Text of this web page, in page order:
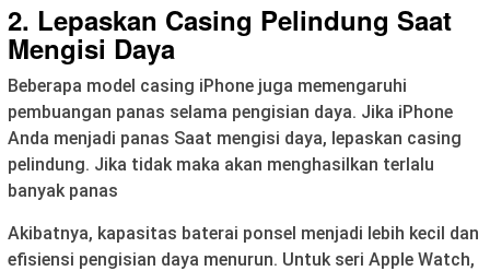
2. Lepaskan Casing Pelindung Saat
Mengisi Daya
Beberapa model casing iPhone juga memengaruhi
pembuangan panas selama pengisian daya. Jika iPhone
Anda menjadi panas Saat mengisi daya, lepaskan casing
pelindung. Jika tidak maka akan menghasilkan terlalu
banyak panas
Akibatnya, kapasitas baterai ponsel menjadi lebih kecil dan
efisiensi pengisian daya menurun. Untuk seri Apple Watch,